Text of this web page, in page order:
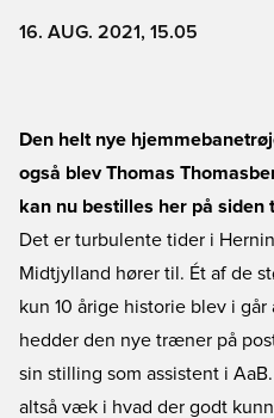
16. AUG. 2021, 15.05
Den helt nye
også blev Thomas
kan nu bestilles her på siden
Det er turbulente tider i
Midtjylland hører til. Ét af de
kun 10 årige historie blev i
hedder den nye træner på
sin stilling som assistent i
altså væk i hvad der godt